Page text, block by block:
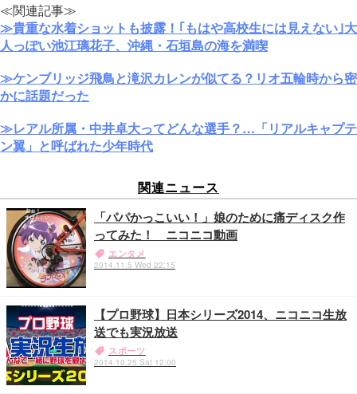
≪関連記事≫
≫貴重な水着ショットも披露！｢もはや高校生には見えない｣大
人っぽい池江璃花子、沖縄・石垣島の海を満喫
≫ケンブリッジ飛鳥と滝沢カレンが似てる？リオ五輪時から密
かに話題だった
≫レアル所属・中井卓大ってどんな選手？…「リアルキャプテ
ン翼」と呼ばれた少年時代
関連ニュース
「パパかっこいい！」娘のために痛ディスク作
ってみた！ ニコニコ動画
エンタメ
2014.11.5 Wed 22:15
【プロ野球】日本シリーズ2014、ニコニコ生放
送でも実況放送
スポーツ
2014.10.25 Sat 12:00